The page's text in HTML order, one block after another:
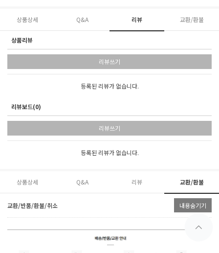
상품상세 Q&A 리뷰 교환/환불
상품리뷰
리뷰쓰기
등록된 리뷰가 없습니다.
리뷰보드(0)
리뷰쓰기
등록된 리뷰가 없습니다.
상품상세 Q&A 리뷰 교환/환불
교환/반품/환불/취소 내용숨기기